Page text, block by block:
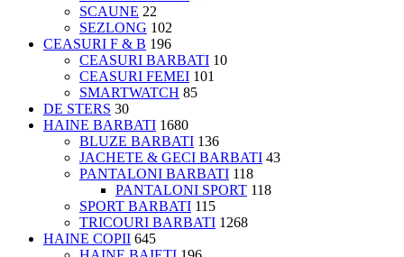
SCAUNE 22
SEZLONG 102
CEASURI F & B 196
CEASURI BARBATI 10
CEASURI FEMEI 101
SMARTWATCH 85
DE STERS 30
HAINE BARBATI 1680
BLUZE BARBATI 136
JACHETE & GECI BARBATI 43
PANTALONI BARBATI 118
PANTALONI SPORT 118
SPORT BARBATI 115
TRICOURI BARBATI 1268
HAINE COPII 645